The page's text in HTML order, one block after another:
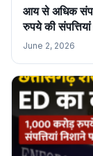
आय से अधिक
रुपये की
June 2, 2026